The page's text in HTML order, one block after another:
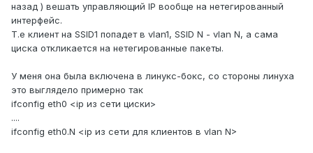
назад ) вешать управляющий IP вообще на нетегированный
интерфейс.
Т.е клиент на SSID1 попадет в vlan1, SSID N - vlan N, а сама
циска откликается на нетегированные пакеты.
У меня она была включена в линукс-бокс, со стороны линуха
это выглядело примерно так
ifconfig eth0 <ip из сети циски>
....
ifconfig eth0.N <ip из сети для клиентов в vlan N>